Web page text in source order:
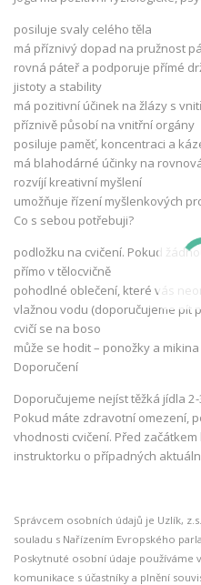
posiluje svaly celého těla
má příznivý dopad na pružnost
rovná páteř a podporuje přímé
jistoty a stability
má pozitivní účinek na žlázy s
příznivě působí na vnitřní orgány
posiluje paměť, koncentraci a
má blahodárné účinky na
rozvíjí kreativní myšlení
umožňuje řízení myšlenkových
Co s sebou potřebuji?
podložku na cvičení. Pokud
přímo v tělocvičně
pohodlné oblečení, které vás
vlažnou vodu (doporučujeme pít
cvičí se na boso
může se hodit – ponožky a
Doporučení
Doporučujeme nejíst těžká jídla
Pokud máte zdravotní omezení,
vhodnosti cvičení. Před
instruktorku o případných
Správcem osobních údajů je Uzlík,
souladu s Nařízením Evropského
Poskytnuté osobní údaje používáme
komunikace s účastníky a plnění